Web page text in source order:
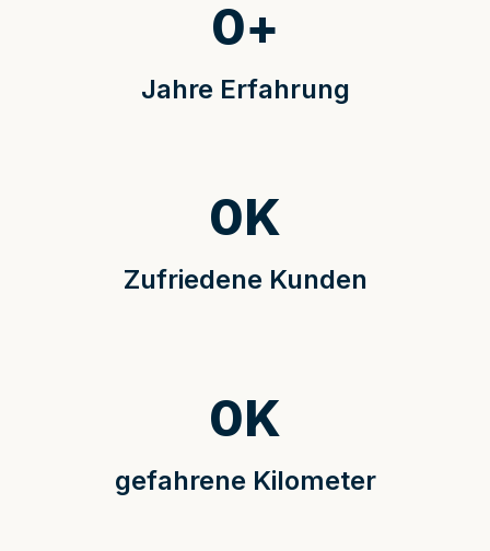
Jahre Erfahrung
0+
Zufriedene Kunden
0K
gefahrene Kilometer
0K